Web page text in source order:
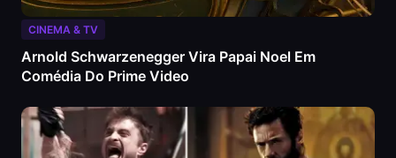
CINEMA & TV
Arnold Schwarzenegger Vira Papai Noel Em
Comédia Do Prime Video